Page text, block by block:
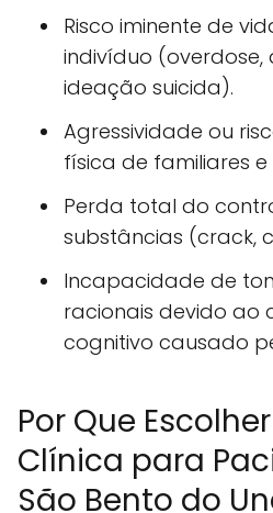
Risco iminente de
indivíduo (overdose,
ideação suicida).
Agressividade ou
física de familiares e
Perda total do
substâncias (crack,
Incapacidade de
racionais devido ao
cognitivo causado
Por Que
Clínica para
São Bento do